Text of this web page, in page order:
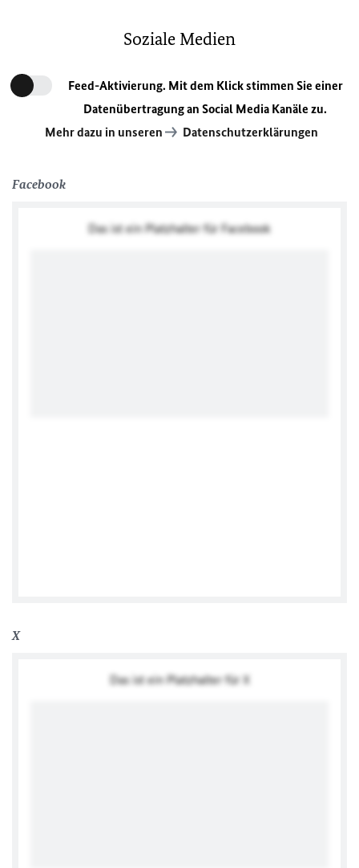
Soziale Medien
Feed-Aktivierung. Mit dem Klick stimmen Sie einer
Datenübertragung an Social Media Kanäle zu.
Mehr dazu in unseren
Datenschutzerklärungen
Facebook
Das ist ein Platzhalter für Facebook
X
Das ist ein Platzhalter für X